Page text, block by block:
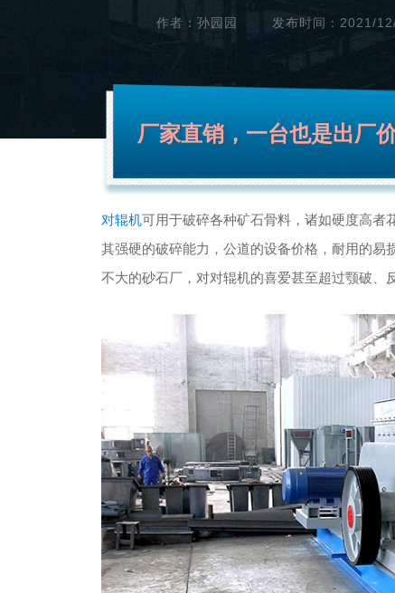
作者：孙园园 发布时间：2021/
厂家直销，一台也是出厂价
对辊机可用于破碎各种矿石骨料，诸如硬度高者
其强硬的破碎能力，公道的设备价格，耐用的
不大的砂石厂，对对辊机的喜爱甚至超过颚破、